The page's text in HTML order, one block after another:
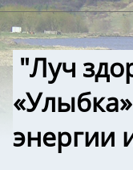
"Луч
энергии